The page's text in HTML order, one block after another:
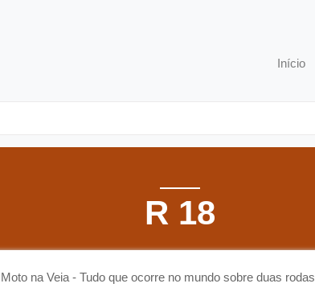
Início
R 18
Moto na Veia - Tudo que ocorre no mundo sobre duas rodas